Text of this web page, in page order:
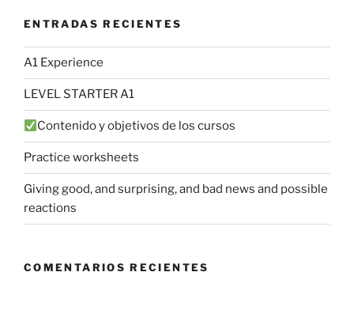
ENTRADAS RECIENTES
A1 Experience
LEVEL STARTER A1
Contenido y objetivos de los cursos
Practice worksheets
Giving good, and surprising, and bad news and possible
reactions
COMENTARIOS RECIENTES